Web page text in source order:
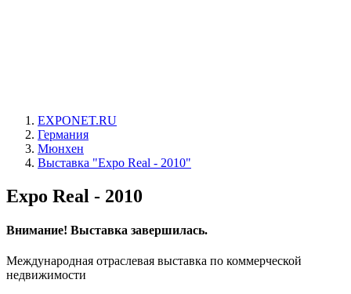
EXPONET.RU
Германия
Мюнхен
Выставка "Expo Real - 2010"
Expo Real - 2010
Внимание! Выставка завершилась.
Международная отраслевая выставка по коммерческой
недвижимости